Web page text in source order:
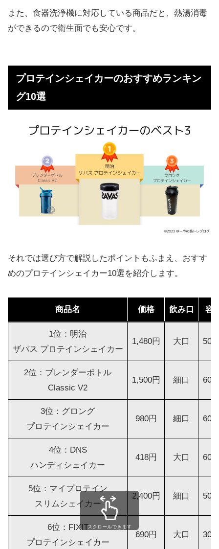
また、食器洗浄機に対応している商品だと、熱湯消毒
ができるので衛生面でも安心です。
プロテインシェイカーのおすすめランキン
グ10選
それでは選び方で解説したポイントもふまえ、おすす
めのプロテインシェイカー10選を紹介します。
商品名 価格 飲み口 容
1位：明治
ザバス プロテインシェイカー
1,480円 大口
2位：ブレンダーボトル
Classic V2
1,500円 細口
3位：グロング
プロテインシェイカー
980円 細口
4位：DNS
ハンディシェイカー
418円 大口
5位：マイプロテイン
スリムシェイカー
2,400円 細口
6位：FIXIT
プロテインシェイカー
690円 大口
スクロールできます